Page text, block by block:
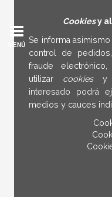
Cookiesy
Se informa
control de
fraude
utilizar cookies y
interesado podrá
medios y cauces
MENÚ